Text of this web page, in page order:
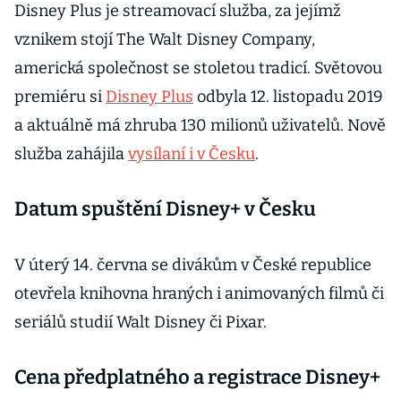
Disney Plus je streamovací služba, za jejímž
vznikem stojí The Walt Disney Company,
americká společnost se stoletou tradicí. Světovou
premiéru si Disney Plus odbyla 12. listopadu 2019
a aktuálně má zhruba 130 milionů uživatelů. Nově
služba zahájilavysílaní i v Česku.
Datum spuštění Disney+ v Česku
V úterý 14. června se divákům v České republice
otevřela knihovna hraných i animovaných filmů či
seriálů studií Walt Disney či Pixar.
Cena předplatného a registrace Disney+